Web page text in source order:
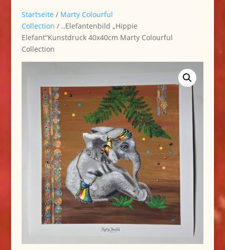
Startseite / Marty Colourful
Collection / ..Elefantenbild „Hippie
Elefant“Kunstdruck 40x40cm Marty Colourful
Collection